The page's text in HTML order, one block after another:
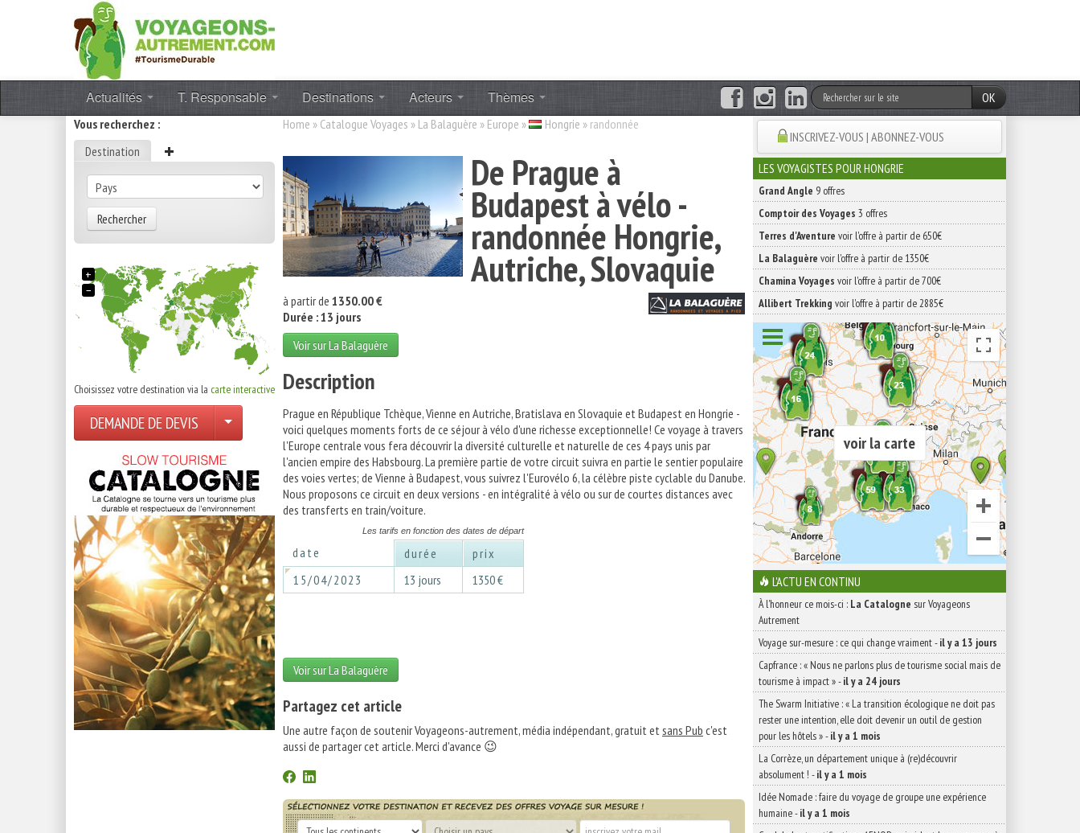
Actualités T. Responsable Destinations Acteurs Thèmes
OK
Vous recherchez :
Destination
Rechercher
+
−
Choisissez votre destination via la carte interactive
DEMANDE DE DEVIS
Home » Catalogue Voyages » La Balaguère » Europe » Hongrie » randonnée
De Prague à
Budapest à vélo -
randonnée Hongrie,
Autriche, Slovaquie
à partir de 1350.00 €
Durée : 13 jours
Voir sur La Balaguère
Description
Prague en République Tchèque, Vienne en Autriche, Bratislava en Slovaquie et Budapest en Hongrie -
voici quelques moments forts de ce séjour à vélo d'une richesse exceptionnelle! Ce voyage à travers
l'Europe centrale vous fera découvrir la diversité culturelle et naturelle de ces 4 pays unis par
l'ancien empire des Habsbourg. La première partie de votre circuit suivra en partie le sentier populaire
des voies vertes; de Vienne à Budapest, vous suivrez l'Eurovélo 6, la célèbre piste cyclable du Danube.
Nous proposons ce circuit en deux versions - en intégralité à vélo ou sur de courtes distances avec
des transferts en train/voiture.
Les tarifs en fonction des dates de départ
date durée
prix
15/04/2023
13 jours 1350 €
Voir sur La Balaguère
Partagez cet article
Une autre façon de soutenir Voyageons-autrement, média indépendant, gratuit etsans Pub c'est
aussi de partager cet article. Merci d'avance 😉
INSCRIVEZ-VOUS | ABONNEZ-VOUS
LES VOYAGISTES POUR HONGRIE
Grand Angle 9 offres
Comptoir des Voyages 3 offres
Terres d'Aventure voir l'offre à partir de 650€
La Balaguère voir l'offre à partir de 1350€
Chamina Voyages voir l'offre à partir de 700€
Allibert Trekking voir l'offre à partir de 2885€
voir la carte
L'ACTU EN CONTINU
À l'honneur ce mois-ci : La Catalogne sur Voyageons
Autrement
Voyage sur-mesure : ce qui change vraiment-il y a 13 jours
Capfrance : « Nous ne parlons plus de tourisme social mais de
tourisme à impact »-il y a 24 jours
The Swarm Initiative : « La transition écologique ne doit pas
rester une intention, elle doit devenir un outil de gestion
pour les hôtels »-il y a 1 mois
La Corrèze, un département unique à (re)découvrir
absolument ! -il y a 1 mois
Idée Nomade : faire du voyage de groupe une expérience
humaine-il y a 1 mois